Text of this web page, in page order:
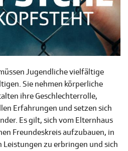
Jugendliche vielfältige
Sie nehmen körperliche
ihre Geschlechterrolle,
Erfahrungen und setzen sich
Es gilt, sich vom Elternhaus
Freundeskreis aufzubauen, in
zu erbringen und sich